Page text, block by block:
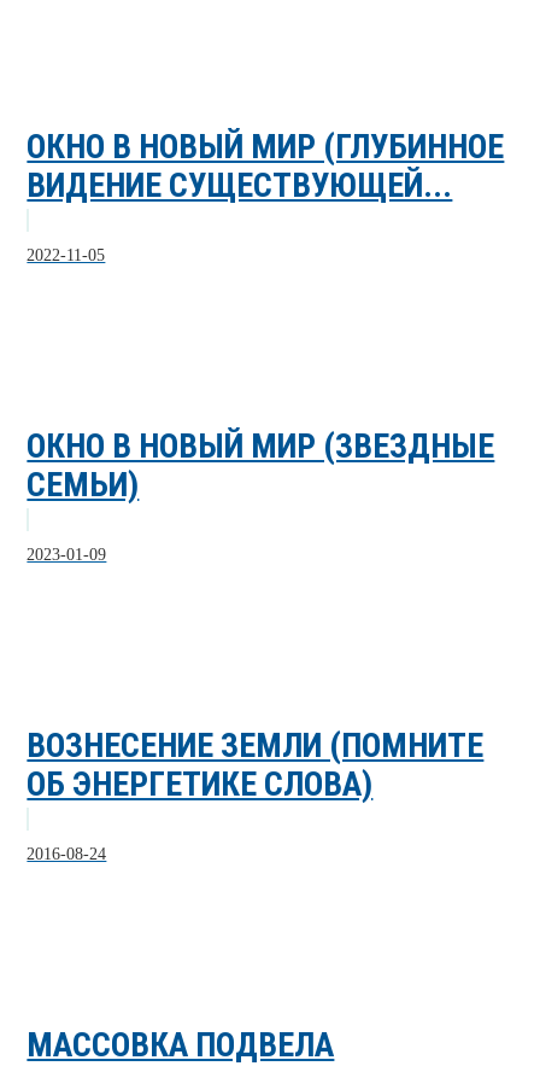
ОКНО В НОВЫЙ МИР (ГЛУБИННОЕ
ВИДЕНИЕ СУЩЕСТВУЮЩЕЙ...
2022-11-05
ОКНО В НОВЫЙ МИР (ЗВЕЗДНЫЕ
СЕМЬИ)
2023-01-09
ВОЗНЕСЕНИЕ ЗЕМЛИ (ПОМНИТЕ
ОБ ЭНЕРГЕТИКЕ СЛОВА)
2016-08-24
МАССОВКА ПОДВЕЛА